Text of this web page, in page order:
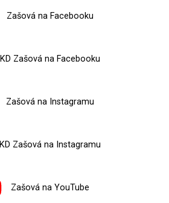
Zašová na Facebooku
KD Zašová na Facebooku
Zašová na Instagramu
KD Zašová na Instagramu
Zašová na YouTube